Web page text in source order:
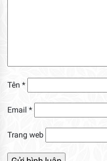
Tên *
Email *
Trang web